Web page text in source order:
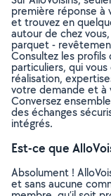
première réponse à
et trouvez en
autour de chez
parquet -
Consultez les
particuliers, qui
réalisation,
votre demande et à
Conversez
des échanges
intégrés.
Est-ce que
Absolument !
et sans aucune